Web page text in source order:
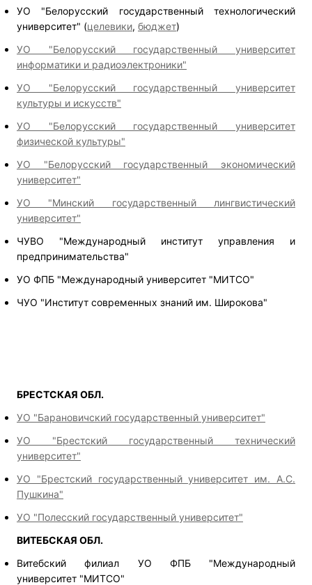
УО "Белорусский государственный технологический
университет" (целевики, бюджет)
УО "Белорусский государственный университет
информатики и радиоэлектроники"
УО "Белорусский государственный университет
культуры и искусств"
УО "Белорусский государственный университет
физической культуры"
УО "Белорусский государственный экономический
университет"
УО "Минский государственный лингвистический
университет"
ЧУВО "Международный институт управления и
предпринимательства"
УО ФПБ "Международный университет "МИТСО"
ЧУО "Институт современных знаний им. Широкова"
БРЕСТСКАЯ ОБЛ.
УО "Барановичский государственный университет"
УО "Брестский государственный технический
университет"
УО "Брестский государственный университет им. А.С.
Пушкина"
УО "Полесский государственный университет"
ВИТЕБСКАЯ ОБЛ.
Витебский филиал УО ФПБ "Международный
университет "МИТСО"